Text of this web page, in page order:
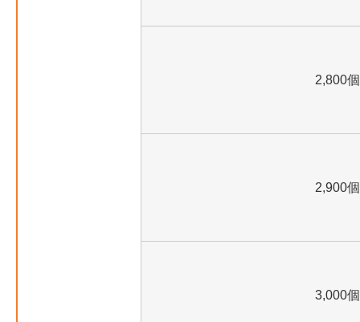
2,800個
2,900個
3,000個